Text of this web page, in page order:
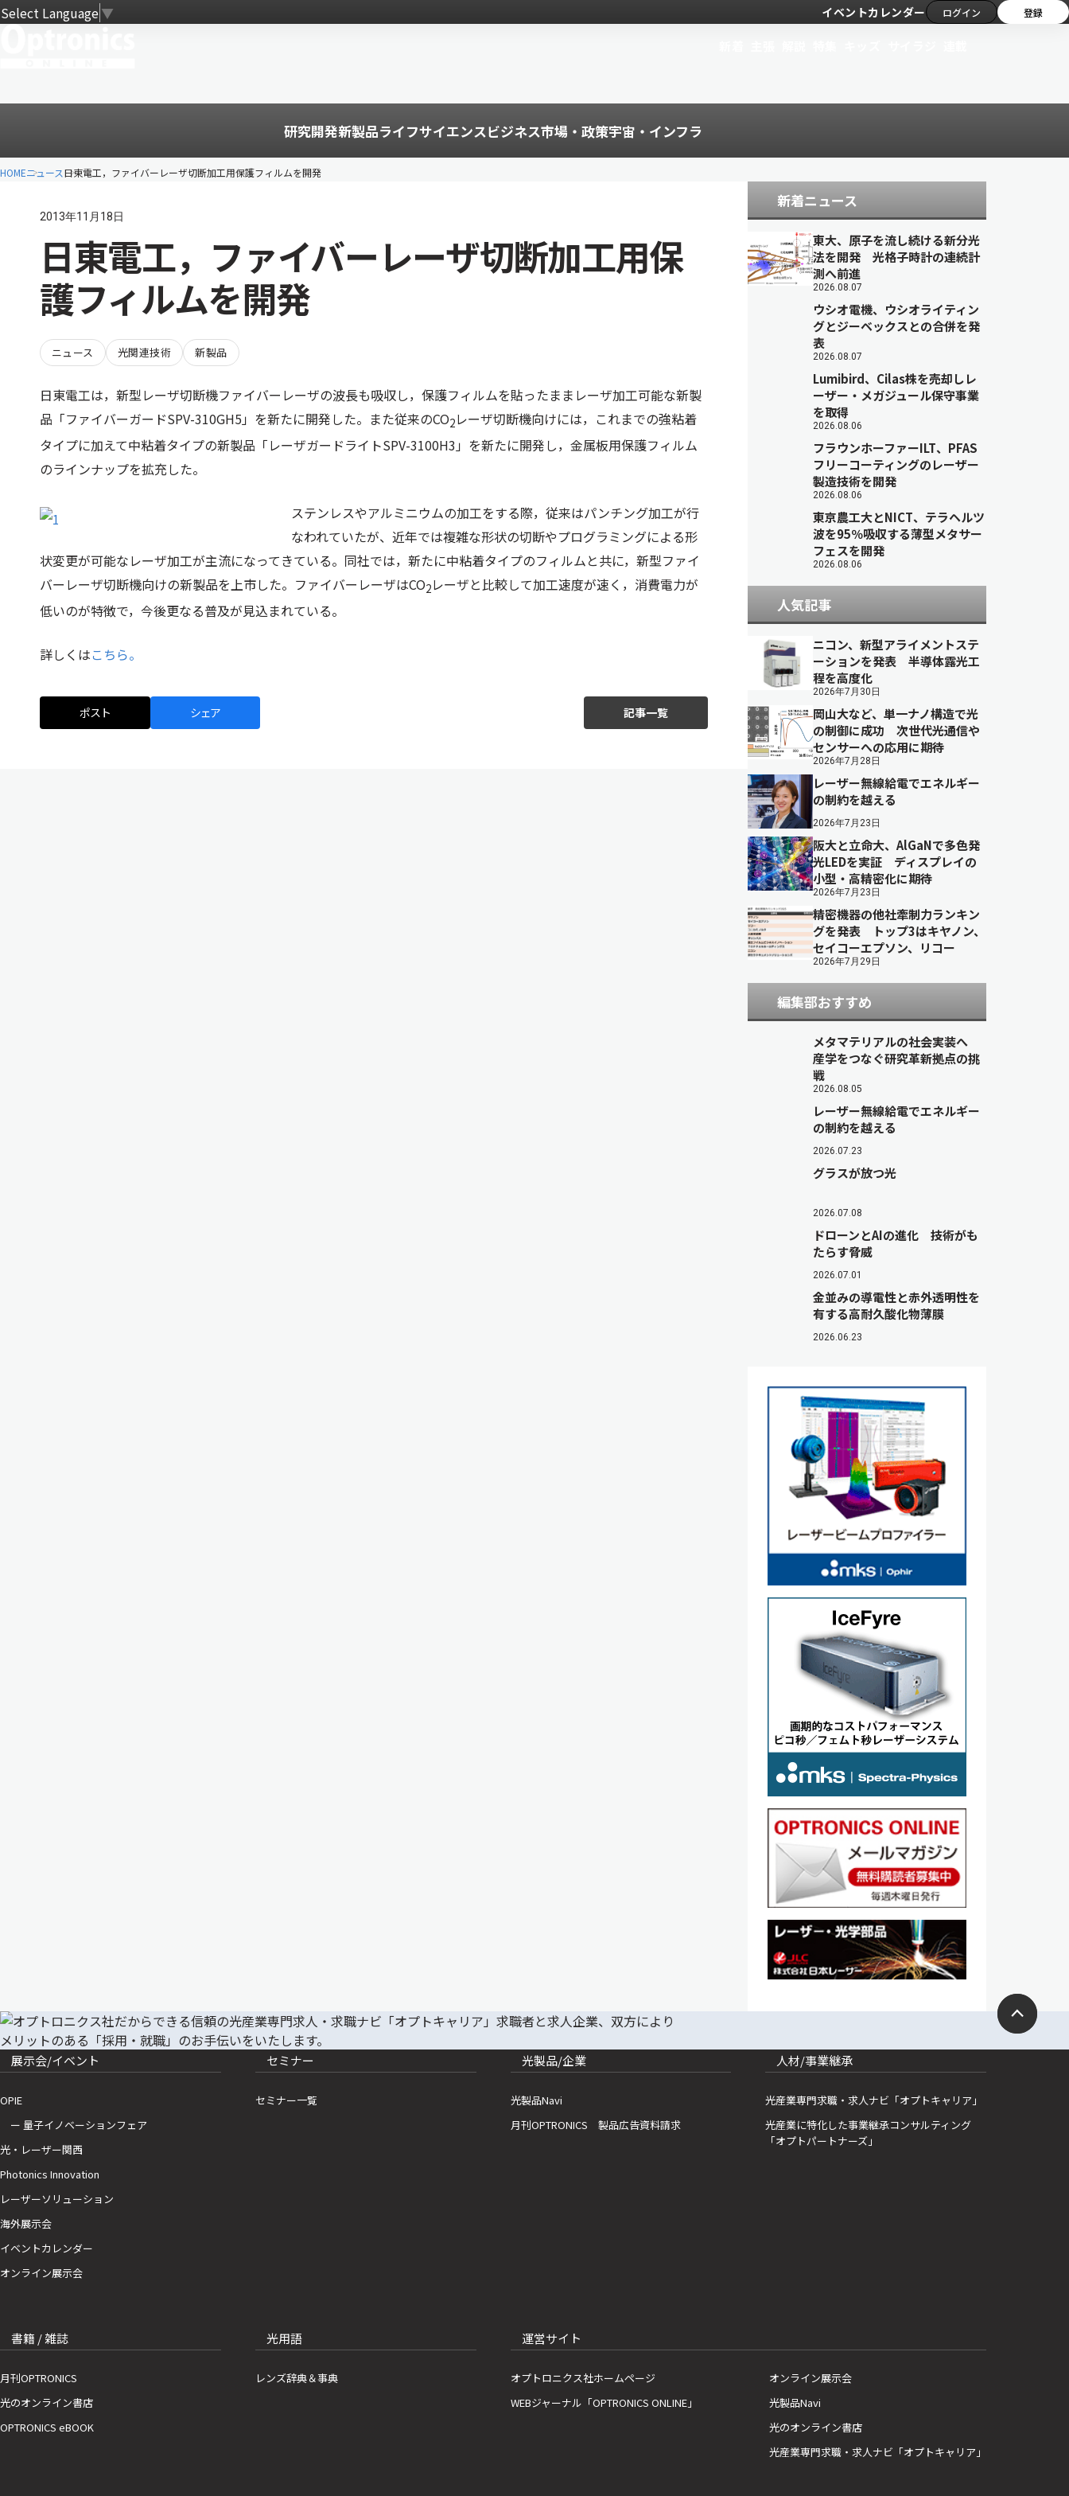
Select Language▼ イベントカレンダー ログイン 登録
研究開発新製品ライフサイエンスビジネス市場・政策宇宙・インフラ
HOMEニュース日東電工，ファイバーレーザ切断加工用保護フィルムを開発
2013年11月18日
日東電工，ファイバーレーザ切断加工用保
護フィルムを開発
ニュース 光関連技術 新製品
日東電工は，新型レーザ切断機ファイバーレーザの波長も吸収し，保護フィルムを貼ったままレーザ加工可能な新製
品「ファイバーガードSPV-310GH5」を新たに開発した。また従来のCO2レーザ切断機向けには，これまでの強粘着
タイプに加えて中粘着タイプの新製品「レーザガードライトSPV-3100H3」を新たに開発し，金属板用保護フィルム
のラインナップを拡充した。
ステンレスやアルミニウムの加工をする際，従来はパンチング加工が行
なわれていたが、近年では複雑な形状の切断やプログラミングによる形
状変更が可能なレーザ加工が主流になってきている。同社では，新たに中粘着タイプのフィルムと共に，新型ファイ
バーレーザ切断機向けの新製品を上市した。ファイバーレーザはCO2レーザと比較して加工速度が速く，消費電力が
低いのが特徴で，今後更なる普及が見込まれている。
詳しくはこちら。
ポスト シェア 記事一覧
新着ニュース
東大、原子を流し続ける新分光
法を開発 光格子時計の連続計
測へ前進
2026.08.07
ウシオ電機、ウシオライティン
グとジーベックスとの合併を発
表
2026.08.07
Lumibird、Cilas株を売却しレ
ーザー・メガジュール保守事業
を取得
2026.08.06
フラウンホーファーILT、PFAS
フリーコーティングのレーザー
製造技術を開発
2026.08.06
東京農工大とNICT、テラヘルツ
波を95％吸収する薄型メタサー
フェスを開発
2026.08.06
人気記事
ニコン、新型アライメントステ
ーションを発表 半導体露光工
程を高度化
2026年7月30日
岡山大など、単一ナノ構造で光
の制御に成功 次世代光通信や
センサーへの応用に期待
2026年7月28日
レーザー無線給電でエネルギー
の制約を越える
2026年7月23日
阪大と立命大、AlGaNで多色発
光LEDを実証 ディスプレイの
小型・高精密化に期待
2026年7月23日
精密機器の他社牽制力ランキン
グを発表 トップ3はキヤノン、
セイコーエプソン、リコー
2026年7月29日
編集部おすすめ
メタマテリアルの社会実装へ
産学をつなぐ研究革新拠点の挑
戦
2026.08.05
レーザー無線給電でエネルギー
の制約を越える
2026.07.23
グラスが放つ光
2026.07.08
ドローンとAIの進化 技術がも
たらす脅威
2026.07.01
金並みの導電性と赤外透明性を
有する高耐久酸化物薄膜
2026.06.23
展示会/イベント
OPIE
ー 量子イノベーションフェア
光・レーザー関西
Photonics Innovation
レーザーソリューション
海外展示会
イベントカレンダー
オンライン展示会
セミナー
セミナー一覧
光製品/企業
光製品Navi
月刊OPTRONICS 製品広告資料請求
人材/事業継承
光産業専門求職・求人ナビ「オプトキャリア」
光産業に特化した事業継承コンサルティング
「オプトパートナーズ」
書籍 / 雑誌
月刊OPTRONICS
光のオンライン書店
OPTRONICS eBOOK
光用語
レンズ辞典＆事典
運営サイト
オプトロニクス社ホームページ
WEBジャーナル「OPTRONICS ONLINE」
オンライン展示会
光製品Navi
光のオンライン書店
光産業専門求職・求人ナビ「オプトキャリア」